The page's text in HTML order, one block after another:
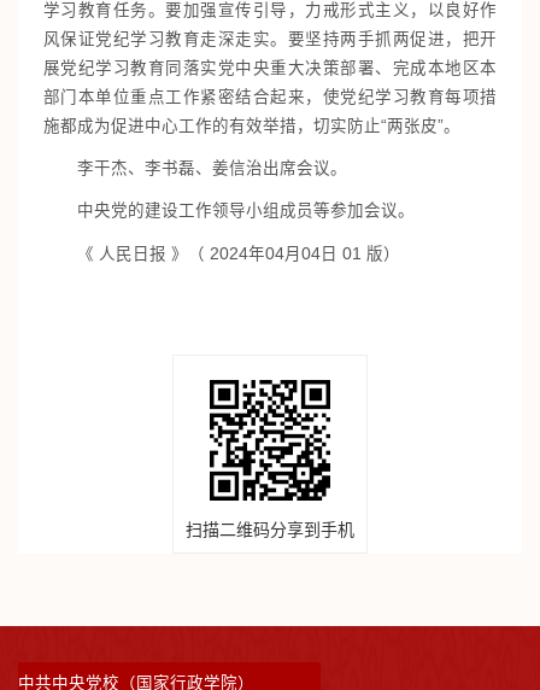
学习教育任务。要加强宣传引导，力戒形式主义，以良好作
风保证党纪学习教育走深走实。要坚持两手抓两促进，把开
展党纪学习教育同落实党中央重大决策部署、完成本地区本
部门本单位重点工作紧密结合起来，使党纪学习教育每项措
施都成为促进中心工作的有效举措，切实防止“两张皮”。
李干杰、李书磊、姜信治出席会议。
中央党的建设工作领导小组成员等参加会议。
《 人民日报 》（ 2024年04月04日 01 版）
扫描二维码分享到手机
中共中央党校（国家行政学院）